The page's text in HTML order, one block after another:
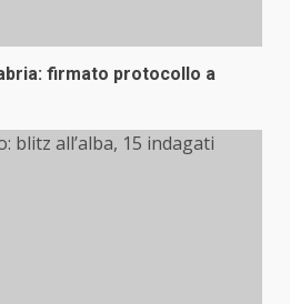
firmato protocollo a